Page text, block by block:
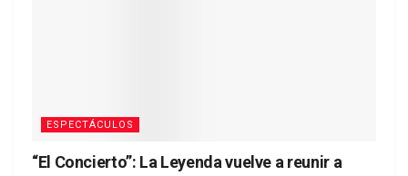
ESPECTÁCULOS
“El Concierto”: La Leyenda vuelve a reunir a